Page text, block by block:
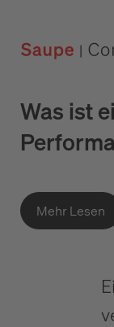
Was ist
Mehr Lesen